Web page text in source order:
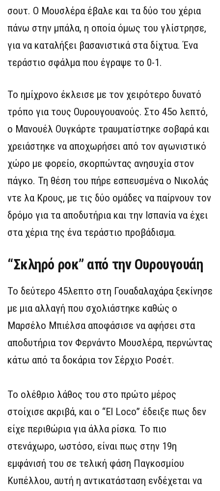
σουτ. Ο Μουσλέρα έβαλε και τα δύο του χέρια
πάνω στην μπάλα, η οποία όμως του γλίστρησε,
για να καταλήξει βασανιστικά στα δίχτυα. Ένα
τεράστιο σφάλμα που έγραψε το 0-1.
Το ημίχρονο έκλεισε με τον χειρότερο δυνατό
τρόπο για τους Ουρουγουανούς. Στο 45ο λεπτό,
ο Μανουέλ Ουγκάρτε τραυματίστηκε σοβαρά και
χρειάστηκε να αποχωρήσει από τον αγωνιστικό
χώρο με φορείο, σκορπώντας ανησυχία στον
πάγκο. Τη θέση του πήρε εσπευσμένα ο Νικολάς
ντε λα Κρους, με τις δύο ομάδες να παίρνουν τον
δρόμο για τα αποδυτήρια και την Ισπανία να έχει
στα χέρια της ένα τεράστιο προβάδισμα.
“Σκληρό ροκ” από την Ουρουγουάη
Το δεύτερο 45λεπτο στη Γουαδαλαχάρα ξεκίνησε
με μια αλλαγή που σχολιάστηκε καθώς ο
Μαρσέλο Μπιέλσα αποφάσισε να αφήσει στα
αποδυτήρια τον Φερνάντο Μουσλέρα, περνώντας
κάτω από τα δοκάρια τον Σέρχιο Ροσέτ.
Το ολέθριο λάθος του στο πρώτο μέρος
στοίχισε ακριβά, και ο “El Loco” έδειξε πως δεν
είχε περιθώρια για άλλα ρίσκα. Το πιο
στενάχωρο, ωστόσο, είναι πως στην 19η
εμφάνισή του σε τελική φάση Παγκοσμίου
Κυπέλλου, αυτή η αντικατάσταση ενδέχεται να